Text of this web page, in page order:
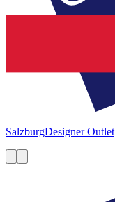
SalzburgDesigner Outlet